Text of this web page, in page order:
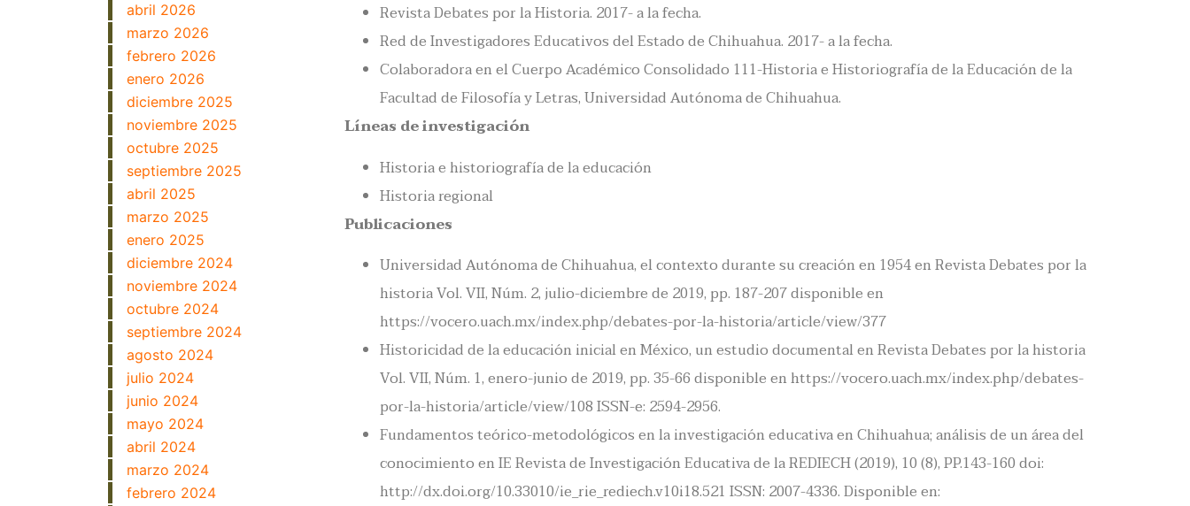
abril 2026
marzo 2026
febrero 2026
enero 2026
diciembre 2025
noviembre 2025
octubre 2025
septiembre 2025
abril 2025
marzo 2025
enero 2025
diciembre 2024
noviembre 2024
octubre 2024
septiembre 2024
agosto 2024
julio 2024
junio 2024
mayo 2024
abril 2024
marzo 2024
febrero 2024
Revista Debates por la Historia. 2017- a la fecha.
Red de Investigadores Educativos del Estado de Chihuahua. 2017- a la fecha.
Colaboradora en el Cuerpo Académico Consolidado 111-Historia e Historiografía de la Educación de la
Facultad de Filosofía y Letras, Universidad Autónoma de Chihuahua.
Líneas de investigación
Historia e historiografía de la educación
Historia regional
Publicaciones
Universidad Autónoma de Chihuahua, el contexto durante su creación en 1954 en Revista Debates por la
historia Vol. VII, Núm. 2, julio-diciembre de 2019, pp. 187-207 disponible en
https://vocero.uach.mx/index.php/debates-por-la-historia/article/view/377
Historicidad de la educación inicial en México, un estudio documental en Revista Debates por la historia
Vol. VII, Núm. 1, enero-junio de 2019, pp. 35-66 disponible en https://vocero.uach.mx/index.php/debates-
por-la-historia/article/view/108 ISSN-e: 2594-2956.
Fundamentos teórico-metodológicos en la investigación educativa en Chihuahua; análisis de un área del
conocimiento en IE Revista de Investigación Educativa de la REDIECH (2019), 10 (8), PP.143-160 doi:
http://dx.doi.org/10.33010/ie_rie_rediech.v10i18.521 ISSN: 2007-4336. Disponible en: